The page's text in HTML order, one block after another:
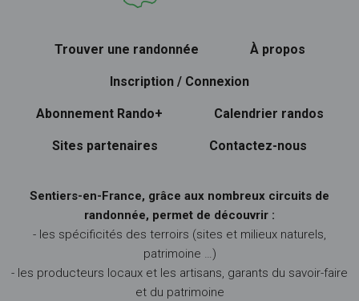
Trouver une randonnée À propos
Inscription / Connexion
Abonnement Rando+ Calendrier randos
Sites partenaires Contactez-nous
Sentiers-en-France, grâce aux nombreux circuits de
randonnée, permet de découvrir :
- les spécificités des terroirs (sites et milieux naturels,
patrimoine …)
- les producteurs locaux et les artisans, garants du savoir-faire
et du patrimoine